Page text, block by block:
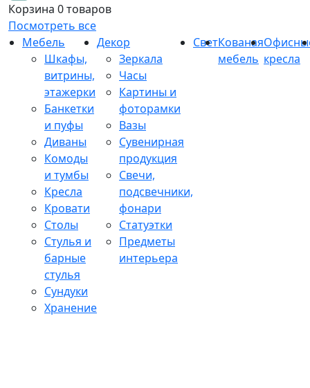
Корзина 0 товаров
Посмотреть все
Мебель
Шкафы,
витрины,
этажерки
Банкетки
и пуфы
Диваны
Комоды
и тумбы
Кресла
Кровати
Столы
Стулья и
барные
стулья
Сундуки
Хранение
Декор
Зеркала
Часы
Картины и
фоторамки
Вазы
Сувенирная
продукция
Свечи,
подсвечники,
фонари
Статуэтки
Предметы
интерьера
СветКованая
мебель кресла